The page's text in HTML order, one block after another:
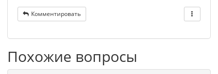
Комментировать
Похожие вопросы